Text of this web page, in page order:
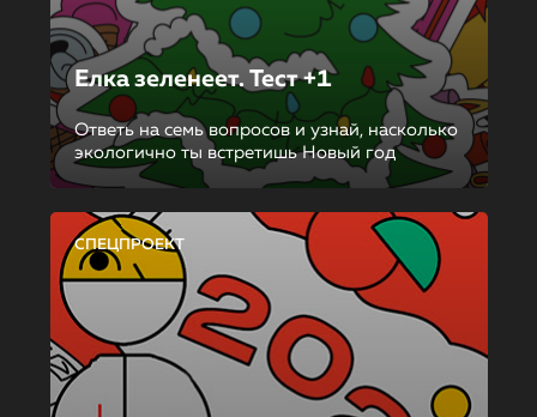
Елка зеленеет. Тест +1
Ответь на семь вопросов и узнай, насколько
экологично ты встретишь Новый год
СПЕЦПРОЕКТ